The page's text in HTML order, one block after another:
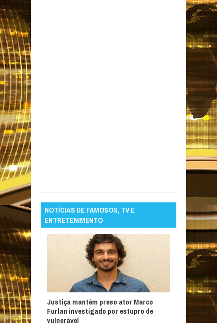
NOTÍCIAS DE FAMOSOS, TV E
ENTRETENIMENTO
Justiça mantém preso ator Marco
Furlan investigado por estupro de
vulnerável